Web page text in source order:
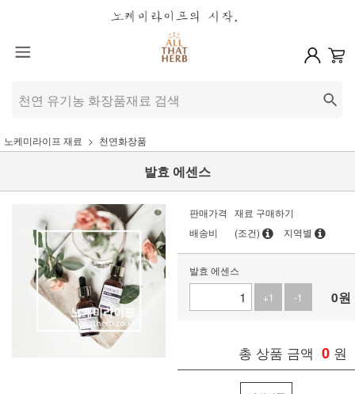
노케미라이프 재료 천연화장품
발효 에센스
판매가격 재료 구매하기
배송비
(조건) 지역별
발효 에센스
+1
-1 0원
총 상품 금액 0 원